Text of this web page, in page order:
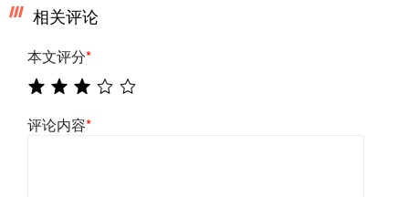
相关评论
本文评分*
评论内容*